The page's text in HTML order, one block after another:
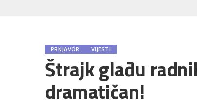
PRNJAVOR VIJESTI
Štrajk glađu
dramatičan!